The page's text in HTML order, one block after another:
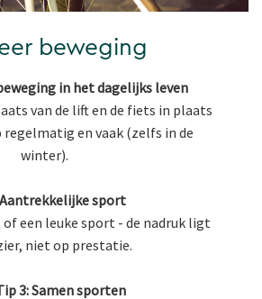
beweging
in het dagelijks leven
van de lift en de fiets in plaats
regelmatig en vaak (zelfs in de
winter).
sport
een leuke sport - de nadruk ligt
niet op prestatie.
3: Samen sporten